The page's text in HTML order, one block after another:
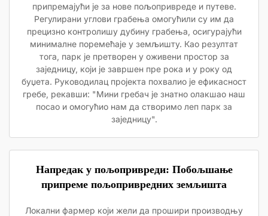
припремајући је за нове пољопривреде и путеве.
Регулирани углови грабења омогућили су им да
прецизно контролишу дубину грабења, осигурајући
минималне поремећаје у земљишту. Као резултат
тога, парк је претворен у оживени простор за
заједницу, који је завршен пре рока и у року од
буџета. Руководилац пројекта похвалио је ефикасност
гребе, рекавши: "Мини гребач је знатно олакшао наш
посао и омогућио нам да створимо леп парк за
заједницу".
Напредак у пољопривреди: Побољшање
припреме пољопривредних земљишта
Локални фармер који жели да прошири производњу